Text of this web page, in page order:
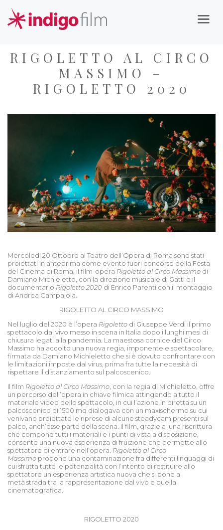
RIGOLETTO AL CIRCO
MASSIMO –
RIGOLETTO 2020
Mercoledì 20 Ottobre al Teatro dell’Opera di Roma sono stati
proiettati in anteprima come evento fuori concorso della Festa
del Cinema di Roma, il film-opera Rigoletto al Circo Massimo di
Damiano Michieletto, con la direzione musicale di Gatti e il
documentario Rigoletto 2020 di Enrico Parenti con il montaggio
di Andrea Campajola.
RIGOLETTO AL CIRCO MASSIMO
Nel luglio del 2020 è l’opera Rigoletto di Giuseppe Verdi il primo
spettacolo dal vivo messo in scena in Italia dopo i lunghi mesi di
chiusura legati alla pandemia. La maestosa cornice del Circo
Massimo ha accolto una nuova regia, imponente e spettacolare,
firmata da Damiano Michieletto che si è dovuto confrontare con
le limitazioni imposte dal virus, prima fra tutte la necessità di
rispettare il distanziamento sul palcoscenico.
Il film Rigoletto al Circo Massimo , con la regia di Michieletto, offre
un percorso dell’opera in chiave filmica attingendo a tutto il
materiale video dello spettacolo, in cui l’azione in diretta su un
palcoscenico di 1500 mq dialogava con un maxischermo su cui
venivano proiettate le riprese di alcune steadycam presenti sul
palco, anch’esse parte della scena. Il film, grazie a una riscrittura
che compone tutti i materiali e i punti di vista a disposizione,
consente una nuova esperienza di fruizione che permette allo
spettatore di entrare nell’opera. Rigoletto al Circo
Massimo propone una contaminazione fra differenti linguaggi di
cui sfrutta tutte le potenzialità con l’intento di restituire allo
spettatore un’esperienza artistica nuova che si pone a
metà strada tra la rappresentazione dal vivo e quella
cinematografica.
RIGOLETTO 2020